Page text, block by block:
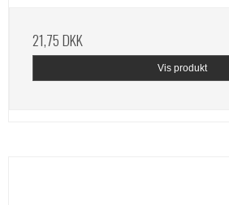
21,75 DKK
Vis produkt